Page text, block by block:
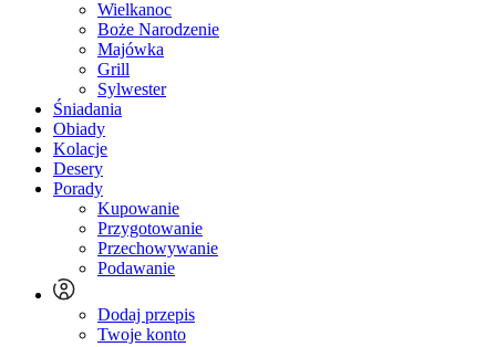
Wielkanoc
Boże Narodzenie
Majówka
Grill
Sylwester
Śniadania
Obiady
Kolacje
Desery
Porady
Kupowanie
Przygotowanie
Przechowywanie
Podawanie
Dodaj przepis
Twoje konto